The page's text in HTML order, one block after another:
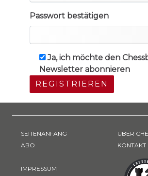
Passwort bestätigen
Ja, ich möchte den
Newsletter abonnieren
REGISTRIEREN
SEITENANFANG
ABO
IMPRESSUM
ÜBER
KONTAKT